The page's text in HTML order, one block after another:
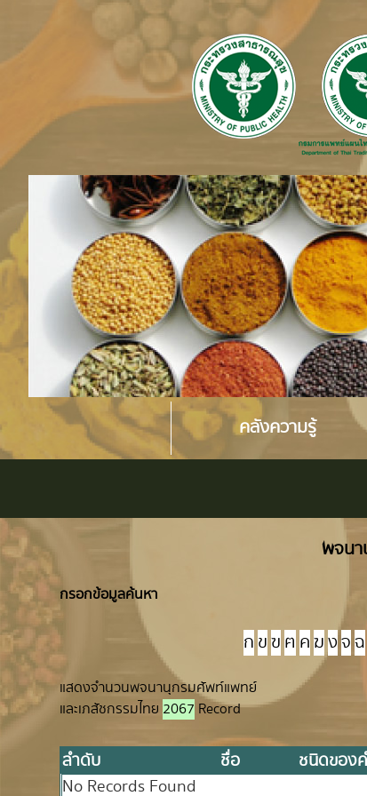
คลังความรู้
พจนา
กรอกข้อมูลค้นหา
ก ขฃ ฅ คฆงจฉ
แสดงจำนวนพจนานุกรมศัพท์แพทย์
และเภสัชกรรมไทย 2067 Record
ลำดับ ชื่อ ชนิดของ
No Records Found